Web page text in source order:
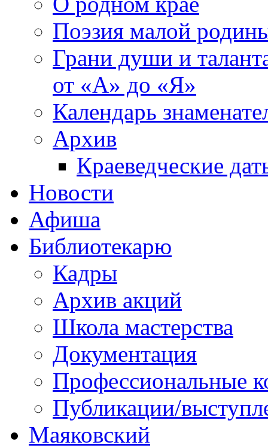
Поэзия малой
Грани души и
от «А» до «Я»
Календарь
Архив
Краеведческие
Новости
Афиша
Библиотекарю
Кадры
Архив акций
Школа мастерства
Документация
Профессиональные
Публикации/
Маяковский